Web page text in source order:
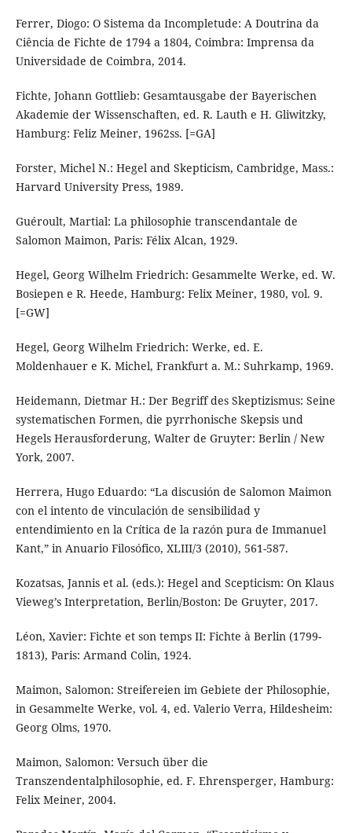
Ferrer, Diogo: O Sistema da Incompletude: A Doutrina da
Ciência de Fichte de 1794 a 1804, Coimbra: Imprensa da
Universidade de Coimbra, 2014.
Fichte, Johann Gottlieb: Gesamtausgabe der Bayerischen
Akademie der Wissenschaften, ed. R. Lauth e H. Gliwitzky,
Hamburg: Feliz Meiner, 1962ss. [=GA]
Forster, Michel N.: Hegel and Skepticism, Cambridge, Mass.:
Harvard University Press, 1989.
Guéroult, Martial: La philosophie transcendantale de
Salomon Maimon, Paris: Félix Alcan, 1929.
Hegel, Georg Wilhelm Friedrich: Gesammelte Werke, ed. W.
Bosiepen e R. Heede, Hamburg: Felix Meiner, 1980, vol. 9.
[=GW]
Hegel, Georg Wilhelm Friedrich: Werke, ed. E.
Moldenhauer e K. Michel, Frankfurt a. M.: Suhrkamp, 1969.
Heidemann, Dietmar H.: Der Begriff des Skeptizismus: Seine
systematischen Formen, die pyrrhonische Skepsis und
Hegels Herausforderung, Walter de Gruyter: Berlin / New
York, 2007.
Herrera, Hugo Eduardo: “La discusión de Salomon Maimon
con el intento de vinculación de sensibilidad y
entendimiento en la Crítica de la razón pura de Immanuel
Kant,” in Anuario Filosófico, XLIII/3 (2010), 561-587.
Kozatsas, Jannis et al. (eds.): Hegel and Scepticism: On Klaus
Vieweg’s Interpretation, Berlin/Boston: De Gruyter, 2017.
Léon, Xavier: Fichte et son temps II: Fichte à Berlin (1799-
1813), Paris: Armand Colin, 1924.
Maimon, Salomon: Streifereien im Gebiete der Philosophie,
in Gesammelte Werke, vol. 4, ed. Valerio Verra, Hildesheim:
Georg Olms, 1970.
Maimon, Salomon: Versuch über die
Transzendentalphilosophie, ed. F. Ehrensperger, Hamburg:
Felix Meiner, 2004.